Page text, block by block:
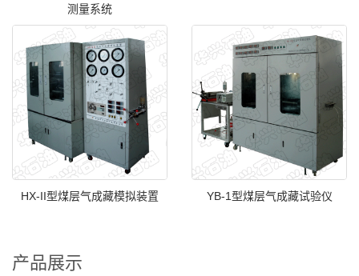
测量系统
HX-II型煤层气成藏模拟装置 YB-1型煤层气成藏试验仪
产品展示